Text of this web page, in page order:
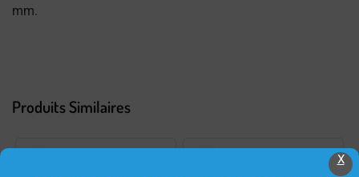
mm.
Produits Similaires
X